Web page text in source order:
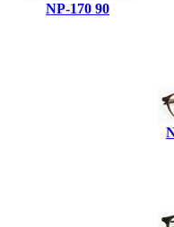
NP-170 90